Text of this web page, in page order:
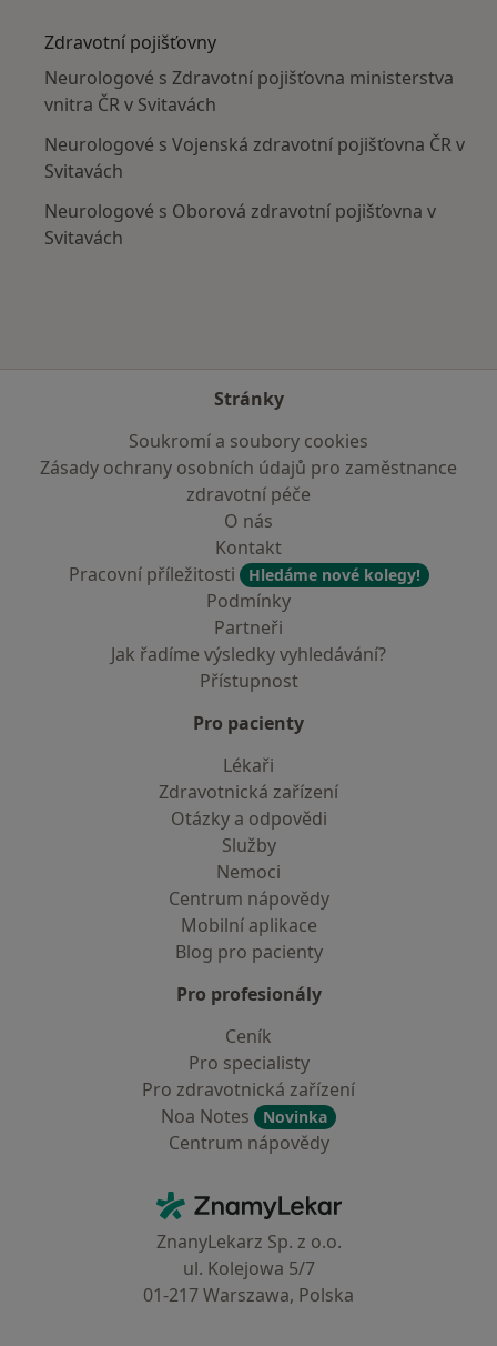
Zdravotní pojišťovny
Neurologové s Zdravotní pojišťovna ministerstva
vnitra ČR v Svitavách
Neurologové s Vojenská zdravotní pojišťovna ČR v
Svitavách
Neurologové s Oborová zdravotní pojišťovna v
Svitavách
Stránky
Soukromí a soubory cookies
Zásady ochrany osobních údajů pro zaměstnance
zdravotní péče
O nás
Kontakt
Pracovní příležitosti
Hledáme nové kolegy!
Podmínky
Partneři
Jak řadíme výsledky vyhledávání?
Přístupnost
Pro pacienty
Lékaři
Zdravotnická zařízení
Otázky a odpovědi
Služby
Nemoci
Centrum nápovědy
Mobilní aplikace
Blog pro pacienty
Pro profesionály
Ceník
Pro specialisty
Pro zdravotnická zařízení
Noa Notes
Novinka
Centrum nápovědy
ZnamyLekar - Hlavní stránka
ZnanyLekarz Sp. z o.o.
ul. Kolejowa 5/7
01-217 Warszawa, Polska